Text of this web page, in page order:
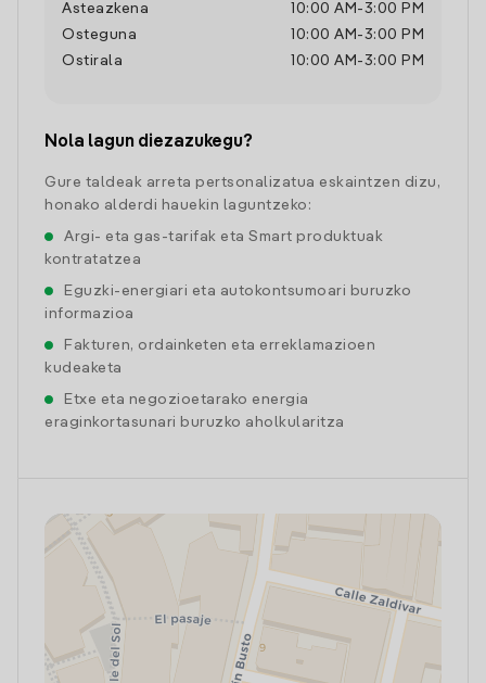
Asteazkena
10:00 AM -3:00 PM
Osteguna
10:00 AM -3:00 PM
Ostirala
10:00 AM -3:00 PM
Nola lagun diezazukegu?
Gure taldeak arreta pertsonalizatua eskaintzen dizu,
honako alderdi hauekin laguntzeko:
Argi- eta gas-tarifak eta Smart produktuak
kontratatzea
Eguzki-energiari eta autokontsumoari buruzko
informazioa
Fakturen, ordainketen eta erreklamazioen
kudeaketa
Etxe eta negozioetarako energia
eraginkortasunari buruzko aholkularitza